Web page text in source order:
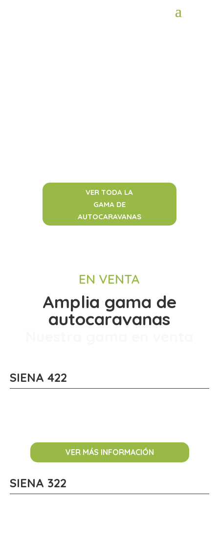
VER TODA LA
GAMA DE
AUTOCARAVANAS
EN VENTA
Amplia gama de
autocaravanas
SIENA 422
VER MÁS INFORMACIÓN
SIENA 322